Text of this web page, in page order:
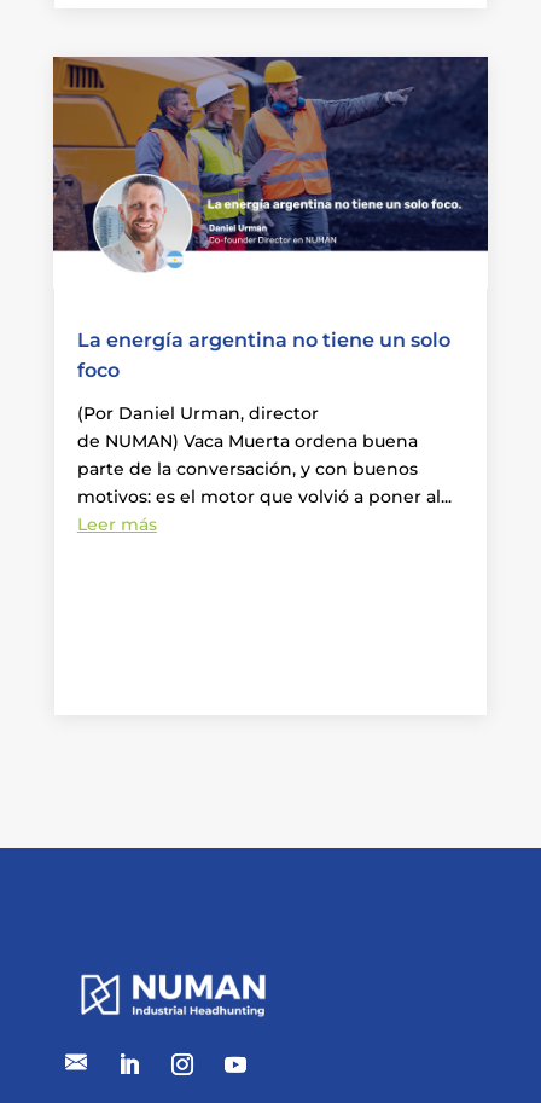
La energía argentina no tiene un solo
foco
(Por Daniel Urman, director
de NUMAN) Vaca Muerta ordena buena
parte de la conversación, y con buenos
motivos: es el motor que volvió a poner al...
Leer más